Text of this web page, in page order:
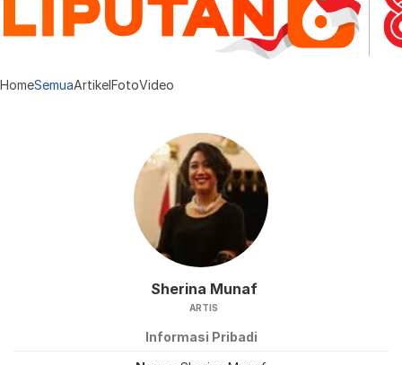
HomeSemuaArtikelFotoVideo
Sherina Munaf
ARTIS
Informasi Pribadi